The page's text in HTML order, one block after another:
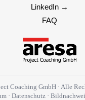
LinkedIn →
FAQ
Coaching GmbH · Alle
· Datenschutz·